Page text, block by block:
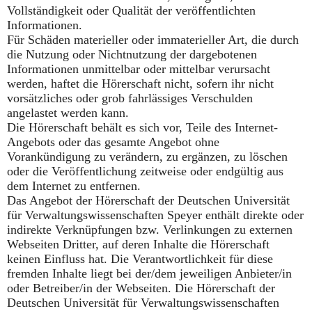
Vollständigkeit oder Qualität der veröffentlichten
Informationen.
Für Schäden materieller oder immaterieller Art, die durch
die Nutzung oder Nichtnutzung der dargebotenen
Informationen unmittelbar oder mittelbar verursacht
werden, haftet die Hörerschaft nicht, sofern ihr nicht
vorsätzliches oder grob fahrlässiges Verschulden
angelastet werden kann.
Die Hörerschaft behält es sich vor, Teile des Internet-
Angebots oder das gesamte Angebot ohne
Vorankündigung zu verändern, zu ergänzen, zu löschen
oder die Veröffentlichung zeitweise oder endgültig aus
dem Internet zu entfernen.
Das Angebot der Hörerschaft der Deutschen Universität
für Verwaltungswissenschaften Speyer enthält direkte oder
indirekte Verknüpfungen bzw. Verlinkungen zu externen
Webseiten Dritter, auf deren Inhalte die Hörerschaft
keinen Einfluss hat. Die Verantwortlichkeit für diese
fremden Inhalte liegt bei der/dem jeweiligen Anbieter/in
oder Betreiber/in der Webseiten. Die Hörerschaft der
Deutschen Universität für Verwaltungswissenschaften